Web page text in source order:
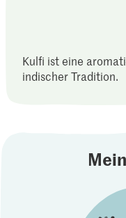
Kulfi ist eine
indischer Tradition.